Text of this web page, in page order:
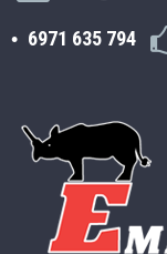
6971 635 794